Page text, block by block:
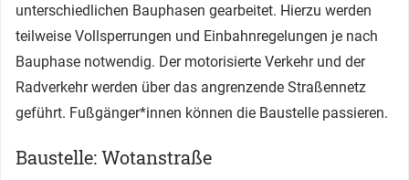
unterschiedlichen Bauphasen gearbeitet. Hierzu werden
teilweise Vollsperrungen und Einbahnregelungen je nach
Bauphase notwendig. Der motorisierte Verkehr und der
Radverkehr werden über das angrenzende Straßennetz
geführt. Fußgänger*innen können die Baustelle passieren.
Baustelle: Wotanstraße